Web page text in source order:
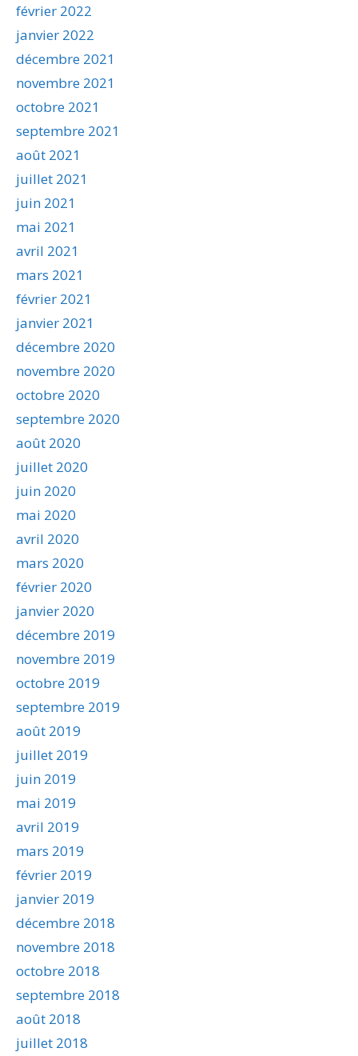
février 2022
janvier 2022
décembre 2021
novembre 2021
octobre 2021
septembre 2021
août 2021
juillet 2021
juin 2021
mai 2021
avril 2021
mars 2021
février 2021
janvier 2021
décembre 2020
novembre 2020
octobre 2020
septembre 2020
août 2020
juillet 2020
juin 2020
mai 2020
avril 2020
mars 2020
février 2020
janvier 2020
décembre 2019
novembre 2019
octobre 2019
septembre 2019
août 2019
juillet 2019
juin 2019
mai 2019
avril 2019
mars 2019
février 2019
janvier 2019
décembre 2018
novembre 2018
octobre 2018
septembre 2018
août 2018
juillet 2018